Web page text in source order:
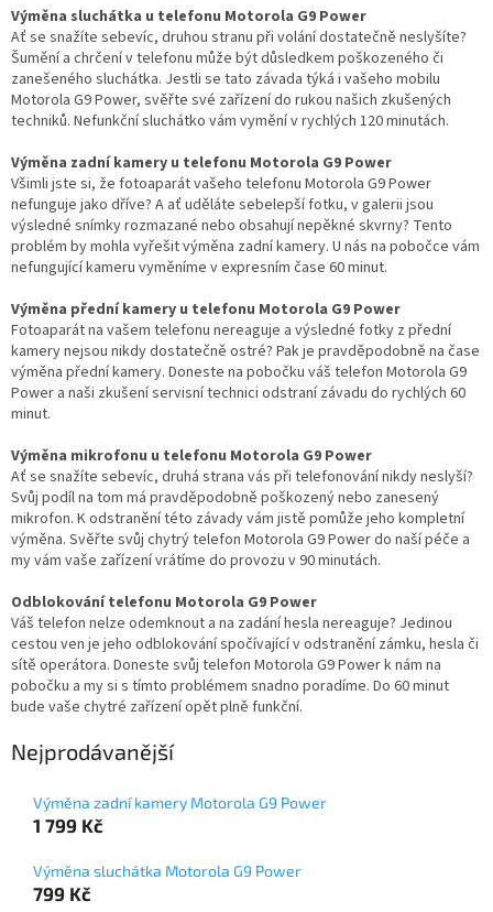
Výměna sluchátka u telefonu Motorola G9 Power
Ať se snažíte sebevíc, druhou stranu při volání dostatečně neslyšíte?
Šumění a chrčení v telefonu může být důsledkem poškozeného či
zanešeného sluchátka. Jestli se tato závada týká i vašeho mobilu
Motorola G9 Power, svěřte své zařízení do rukou našich zkušených
techniků. Nefunkční sluchátko vám vymění v rychlých 120 minutách.
Výměna zadní kamery u telefonu Motorola G9 Power
Všimli jste si, že fotoaparát vašeho telefonu Motorola G9 Power
nefunguje jako dříve? A ať uděláte sebelepší fotku, v galerii jsou
výsledné snímky rozmazané nebo obsahují nepěkné skvrny? Tento
problém by mohla vyřešit výměna zadní kamery. U nás na pobočce vám
nefungující kameru vyměníme v expresním čase 60 minut.
Výměna přední kamery u telefonu Motorola G9 Power
Fotoaparát na vašem telefonu nereaguje a výsledné fotky z přední
kamery nejsou nikdy dostatečně ostré? Pak je pravděpodobně na čase
výměna přední kamery. Doneste na pobočku váš telefon Motorola G9
Power a naši zkušení servisní technici odstraní závadu do rychlých 60
minut.
Výměna mikrofonu u telefonu Motorola G9 Power
Ať se snažíte sebevíc, druhá strana vás při telefonování nikdy neslyší?
Svůj podíl na tom má pravděpodobně poškozený nebo zanesený
mikrofon. K odstranění této závady vám jistě pomůže jeho kompletní
výměna. Svěřte svůj chytrý telefon Motorola G9 Power do naší péče a
my vám vaše zařízení vrátíme do provozu v 90 minutách.
Odblokování telefonu Motorola G9 Power
Váš telefon nelze odemknout a na zadání hesla nereaguje? Jedinou
cestou ven je jeho odblokování spočívající v odstranění zámku, hesla či
sítě operátora. Doneste svůj telefon Motorola G9 Power k nám na
pobočku a my si s tímto problémem snadno poradíme. Do 60 minut
bude vaše chytré zařízení opět plně funkční.
Nejprodávanější
Výměna zadní kamery Motorola G9 Power
1 799 Kč
Výměna sluchátka Motorola G9 Power
799 Kč